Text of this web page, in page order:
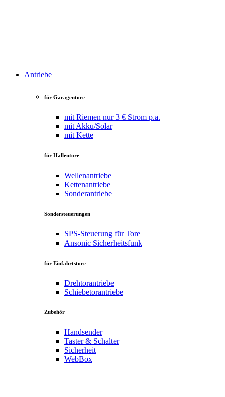
Antriebe
für Garagentore
mit Riemen nur 3 € Strom p.a.
mit Akku/Solar
mit Kette
für Hallentore
Wellenantriebe
Kettenantriebe
Sonderantriebe
Sondersteuerungen
SPS-Steuerung für Tore
Ansonic Sicherheitsfunk
für Einfahrtstore
Drehtorantriebe
Schiebetorantriebe
Zubehör
Handsender
Taster & Schalter
Sicherheit
WebBox